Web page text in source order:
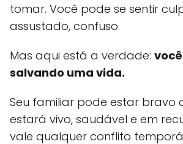
tomar. Você pode se sentir
assustado, confuso.
Mas aqui está a verdade:
salvando uma vida.
Seu familiar pode estar bravo
estará vivo, saudável e em
vale qualquer conflito